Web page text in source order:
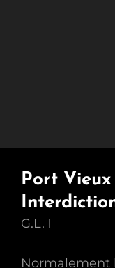
Port
G.L.
Normalement